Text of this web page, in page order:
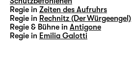
Regie in Zeiten des Aufruhrs
Regie in Rechnitz (Der Würgeengel)
Regie & Bühne in Antigone
Regie in Emilia Galotti